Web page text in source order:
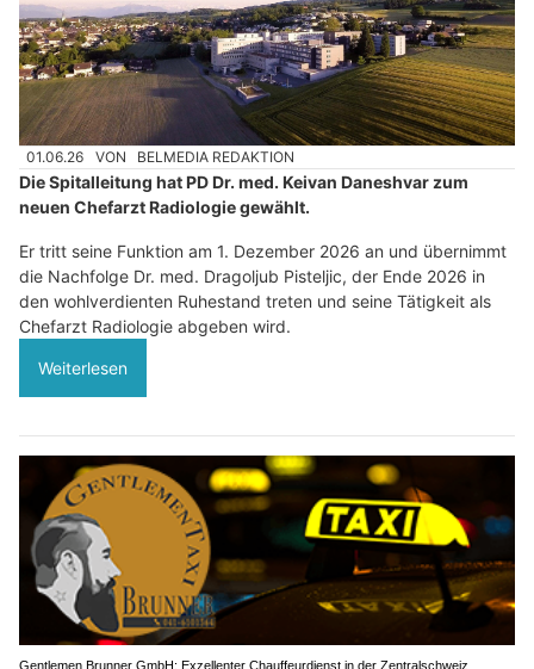
01.06.26 VON BELMEDIA REDAKTION
Die Spitalleitung hat PD Dr. med. Keivan Daneshvar zum
neuen Chefarzt Radiologie gewählt.
Er tritt seine Funktion am 1. Dezember 2026 an und übernimmt
die Nachfolge Dr. med. Dragoljub Pisteljic, der Ende 2026 in
den wohlverdienten Ruhestand treten und seine Tätigkeit als
Chefarzt Radiologie abgeben wird.
Weiterlesen
Gentlemen Brunner GmbH: Exzellenter Chauffeurdienst in der Zentralschweiz